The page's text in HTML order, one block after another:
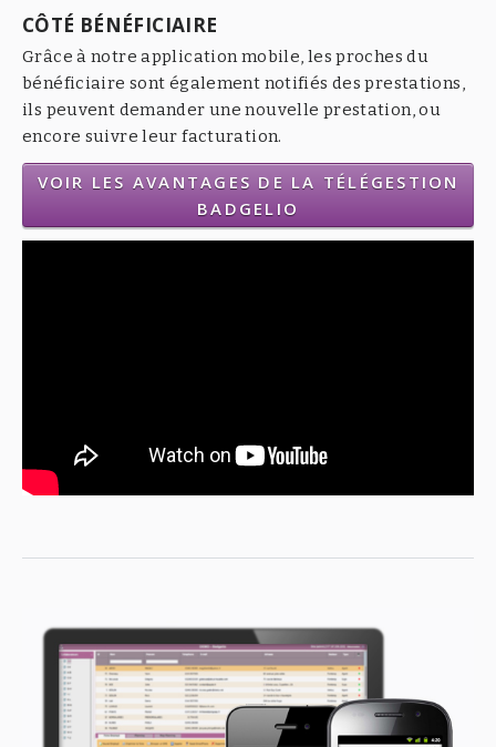
CÔTÉ BÉNÉFICIAIRE
Grâce à notre application mobile, les proches du
bénéficiaire sont également notifiés des prestations,
ils peuvent demander une nouvelle prestation, ou
encore suivre leur facturation.
VOIR LES AVANTAGES DE LA TÉLÉGESTION
BADGELIO